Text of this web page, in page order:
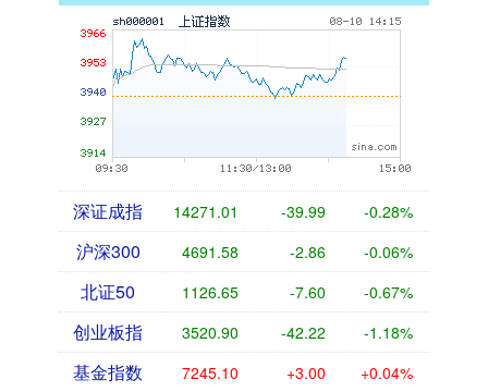
深证成指 14271.01 -39.99 -0.28%
沪深300 4691.58 -2.86 -0.06%
北证50 1126.65 -7.60 -0.67%
创业板指 3520.90 -42.22 -1.18%
基金指数 7245.10 +3.00 +0.04%